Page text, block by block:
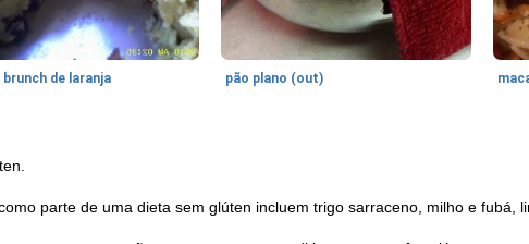
brunch de laranja pão plano (out)
parte de uma dieta sem glúten incluem trigo sarraceno, milho e fubá,